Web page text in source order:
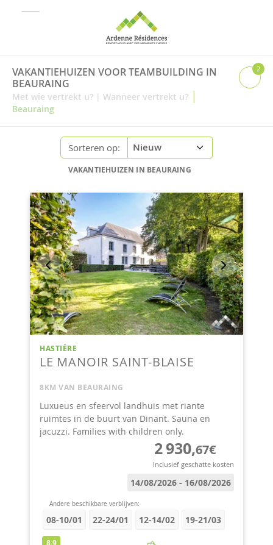
VAKANTIEHUIZEN VOOR TEAMBUILDING IN
BEAURAING
Met wie vertrekt u? | Wanneer vertrekt u? |
Beauraing
2
Sorteren op:
VAKANTIEHUIZEN IN BEAURAING